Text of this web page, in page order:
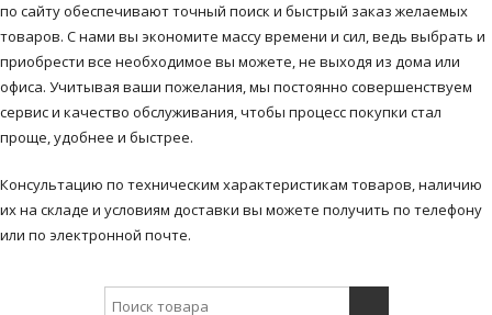
по сайту обеспечивают точный поиск и быстрый заказ желаемых
товаров. С нами вы экономите массу времени и сил, ведь выбрать и
приобрести все необходимое вы можете, не выходя из дома или
офиса. Учитывая ваши пожелания, мы постоянно совершенствуем
сервис и качество обслуживания, чтобы процесс покупки стал
проще, удобнее и быстрее.
Консультацию по техническим характеристикам товаров, наличию
их на складе и условиям доставки вы можете получить по телефону
или по электронной почте.
Search for: